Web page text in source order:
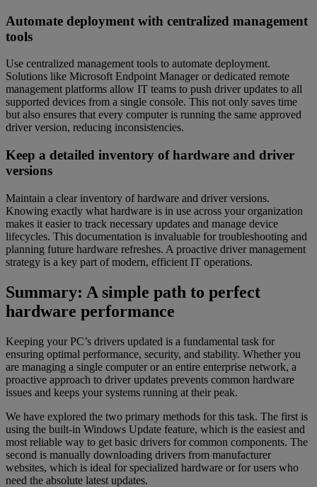
Automate deployment with centralized management
tools
Use centralized management tools to automate deployment.
Solutions like Microsoft Endpoint Manager or dedicated remote
management platforms allow IT teams to push driver updates to all
supported devices from a single console. This not only saves time
but also ensures that every computer is running the same approved
driver version, reducing inconsistencies.
Keep a detailed inventory of hardware and driver
versions
Maintain a clear inventory of hardware and driver versions.
Knowing exactly what hardware is in use across your organization
makes it easier to track necessary updates and manage device
lifecycles. This documentation is invaluable for troubleshooting and
planning future hardware refreshes. A proactive driver management
strategy is a key part of modern, efficient IT operations.
Summary: A simple path to perfect
hardware performance
Keeping your PC’s drivers updated is a fundamental task for
ensuring optimal performance, security, and stability. Whether you
are managing a single computer or an entire enterprise network, a
proactive approach to driver updates prevents common hardware
issues and keeps your systems running at their peak.
We have explored the two primary methods for this task. The first is
using the built-in Windows Update feature, which is the easiest and
most reliable way to get basic drivers for common components. The
second is manually downloading drivers from manufacturer
websites, which is ideal for specialized hardware or for users who
need the absolute latest updates.